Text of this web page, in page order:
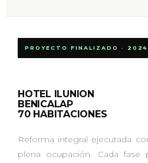
PROYECTO FINALIZADO · 2024
HOTEL ILUNION
BENICALAP
70 HABITACIONES
Reforma integral ejecutada
plena ocupación. Cada fase